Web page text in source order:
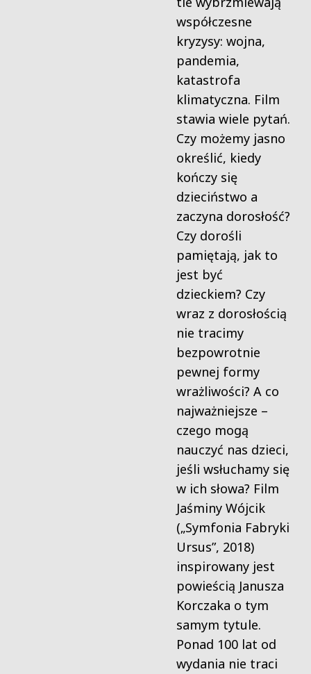
współczesne
kryzysy: wojna,
pandemia,
katastrofa
klimatyczna. Film
stawia wiele pytań.
Czy możemy jasno
określić, kiedy
kończy się
dzieciństwo a
zaczyna dorosłość?
Czy dorośli
pamiętają, jak to
jest być
dzieckiem? Czy
wraz z dorosłością
nie tracimy
bezpowrotnie
pewnej formy
wrażliwości? A co
najważniejsze –
czego mogą
nauczyć nas dzieci,
jeśli wsłuchamy się
w ich słowa? Film
Jaśminy Wójcik
(„Symfonia Fabryki
Ursus”, 2018)
inspirowany jest
powieścią Janusza
Korczaka o tym
samym tytule.
Ponad 100 lat od
wydania nie traci